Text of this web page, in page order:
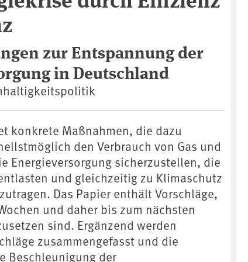
zur Entspannung der
in Deutschland
konkrete Maßnahmen, die dazu
den Verbrauch von Gas und
Energieversorgung sicherzustellen, die
und gleichzeitig zu Klimaschutz
Das Papier enthält Vorschläge,
und daher bis zum nächsten
sind. Ergänzend werden
zusammengefasst und die
Beschleunigung der